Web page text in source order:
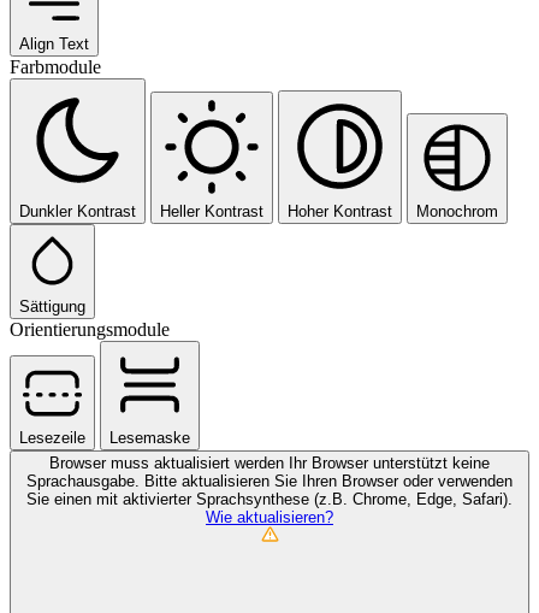
Align Text
Farbmodule
Dunkler Kontrast Heller Kontrast Hoher Kontrast Monochrom
Sättigung
Orientierungsmodule
Lesezeile
Lesemaske
Browser muss aktualisiert werden
Ihr Browser unterstützt keine
Sprachausgabe. Bitte aktualisieren Sie Ihren Browser oder verwenden
Sie einen mit aktivierter Sprachsynthese (z.B. Chrome, Edge, Safari).
Wie aktualisieren?